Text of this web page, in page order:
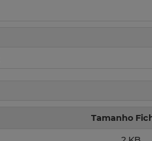
Tamanho